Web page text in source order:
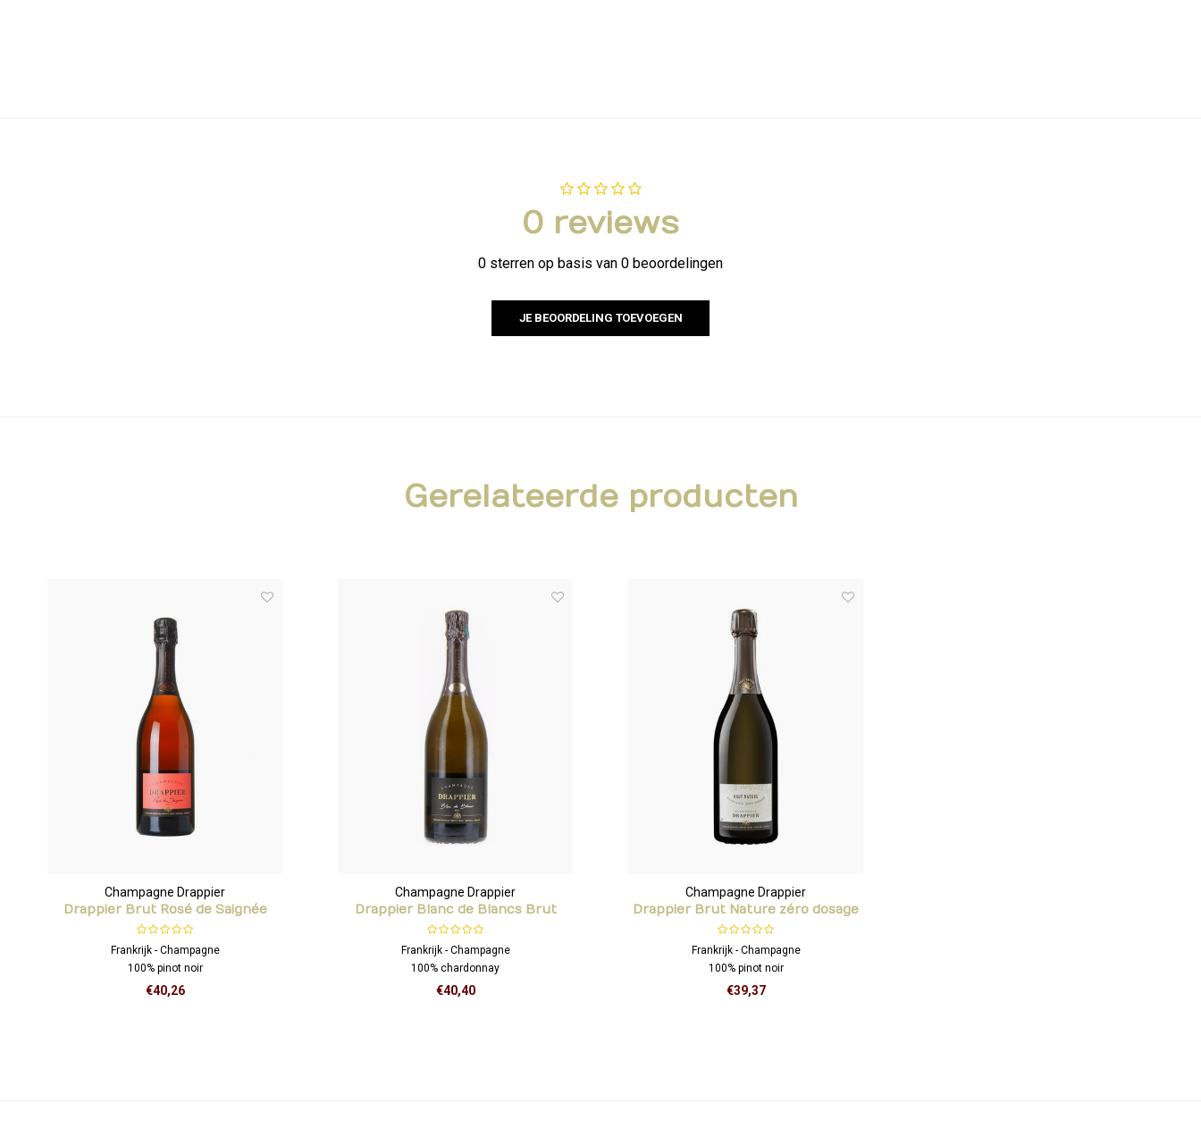
0 reviews
0 sterren op basis van 0 beoordelingen
JE BEOORDELING TOEVOEGEN
Gerelateerde producten
Champagne Drappier
Drappier Brut Rosé de Saignée
Frankrijk - Champagne
100% pinot noir
€40,26
Champagne Drappier
Drappier Blanc de Blancs Brut
Frankrijk - Champagne
100% chardonnay
€40,40
Champagne Drappier
Drappier Brut Nature zéro dosage
Frankrijk - Champagne
100% pinot noir
€39,37